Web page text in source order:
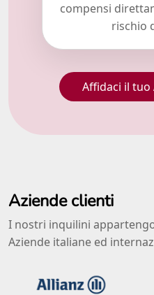
compensi
rischio
Affidaci il
Aziende clienti
I nostri inquilini
Aziende italiane ed